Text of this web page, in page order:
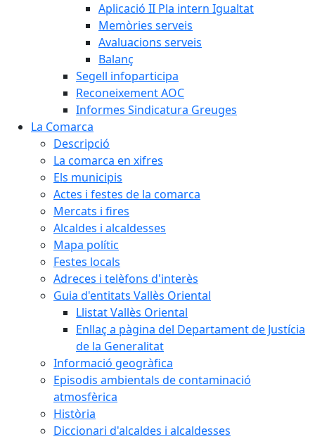
Aplicació II Pla intern Igualtat
Memòries serveis
Avaluacions serveis
Balanç
Segell infoparticipa
Reconeixement AOC
Informes Sindicatura Greuges
La Comarca
Descripció
La comarca en xifres
Els municipis
Actes i festes de la comarca
Mercats i fires
Alcaldes i alcaldesses
Mapa polític
Festes locals
Adreces i telèfons d'interès
Guia d'entitats Vallès Oriental
Llistat Vallès Oriental
Enllaç a pàgina del Departament de Justícia
de la Generalitat
Informació geogràfica
Episodis ambientals de contaminació
atmosfèrica
Història
Diccionari d'alcaldes i alcaldesses